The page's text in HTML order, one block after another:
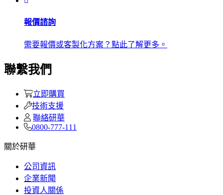
報價諮詢
需要報價或客製化方案？點此了解更多。
聯繫我們
立即購買
技術支援
聯絡研華
0800-777-111
關於研華
公司資訊
企業新聞
投資人關係